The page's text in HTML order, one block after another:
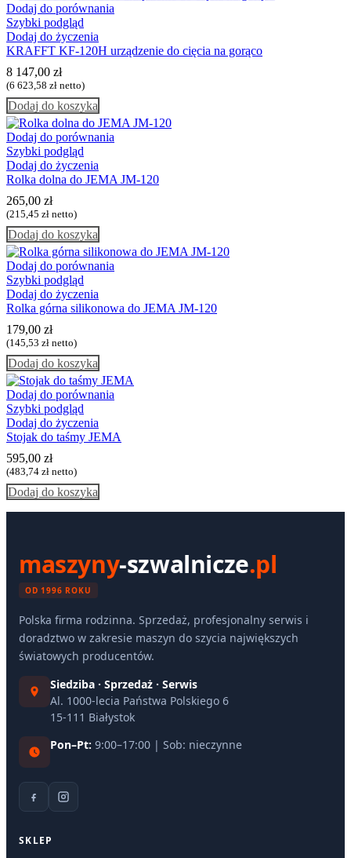
Dodaj do porównania
Szybki podgląd
Dodaj do życzenia
KRAFFT KF-120H urządzenie do cięcia na gorąco
8 147,00 zł
(6 623,58 zł netto)
Dodaj do koszyka
Dodaj do porównania
Szybki podgląd
Dodaj do życzenia
Rolka dolna do JEMA JM-120
265,00 zł
(215,45 zł netto)
Dodaj do koszyka
Dodaj do porównania
Szybki podgląd
Dodaj do życzenia
Rolka górna silikonowa do JEMA JM-120
179,00 zł
(145,53 zł netto)
Dodaj do koszyka
Dodaj do porównania
Szybki podgląd
Dodaj do życzenia
Stojak do taśmy JEMA
595,00 zł
(483,74 zł netto)
Dodaj do koszyka
maszyny-szwalnicze.pl
OD 1996 ROKU
Polska firma rodzinna. Sprzedaż, profesjonalny serwis i
doradztwo w zakresie maszyn do szycia największych
światowych producentów.
Siedziba · Sprzedaż · Serwis
Al. 1000-lecia Państwa Polskiego 6
15-111 Białystok
Pon–Pt: 9:00–17:00 | Sob: nieczynne
SKLEP